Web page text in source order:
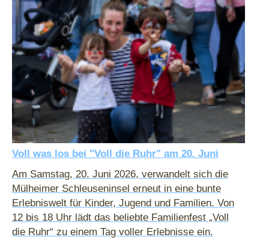
Voll was los bei "Voll die Ruhr" am 20. Juni
Am Samstag, 20. Juni 2026, verwandelt sich die
Mülheimer Schleuseninsel erneut in eine bunte
Erlebniswelt für Kinder, Jugend und Familien. Von
12 bis 18 Uhr lädt das beliebte Familienfest „Voll
die Ruhr“ zu einem Tag voller Erlebnisse ein.